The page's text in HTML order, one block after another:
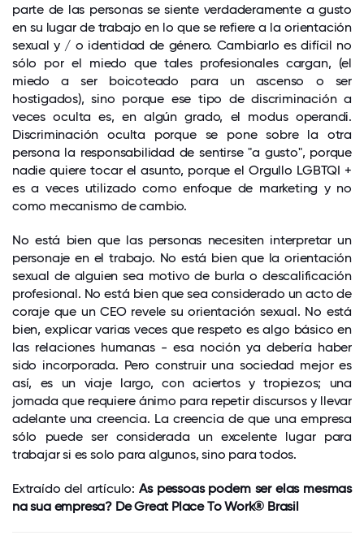
parte de las personas se siente verdaderamente a gusto
en su lugar de trabajo en lo que se refiere a la orientación
sexual y / o identidad de género. Cambiarlo es difícil no
sólo por el miedo que tales profesionales cargan, (el
miedo a ser boicoteado para un ascenso o ser
hostigados), sino porque ese tipo de discriminación a
veces oculta es, en algún grado, el modus operandi.
Discriminación oculta porque se pone sobre la otra
persona la responsabilidad de sentirse "a gusto", porque
nadie quiere tocar el asunto, porque el Orgullo LGBTQI +
es a veces utilizado como enfoque de marketing y no
como mecanismo de cambio.
No está bien que las personas necesiten interpretar un
personaje en el trabajo. No está bien que la orientación
sexual de alguien sea motivo de burla o descalificación
profesional. No está bien que sea considerado un acto de
coraje que un CEO revele su orientación sexual. No está
bien, explicar varias veces que respeto es algo básico en
las relaciones humanas - esa noción ya debería haber
sido incorporada. Pero construir una sociedad mejor es
así, es un viaje largo, con aciertos y tropiezos; una
jornada que requiere ánimo para repetir discursos y llevar
adelante una creencia. La creencia de que una empresa
sólo puede ser considerada un excelente lugar para
trabajar si es solo para algunos, sino para todos.
Extraído del artículo:As pessoas podem ser elas mesmas
na sua empresa? De Great Place To Work® Brasil